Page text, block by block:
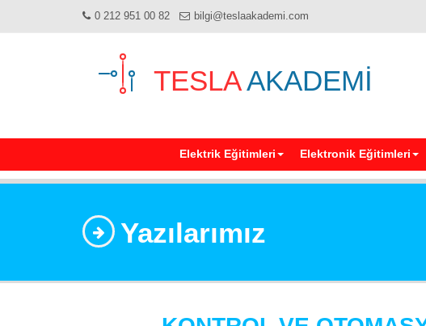
0 212 951 00 82 bilgi@teslaakademi.com
TESLAAKADEMİ
Elektrik Eğitimleri Elektronik Eğitimleri
Yazılarımız